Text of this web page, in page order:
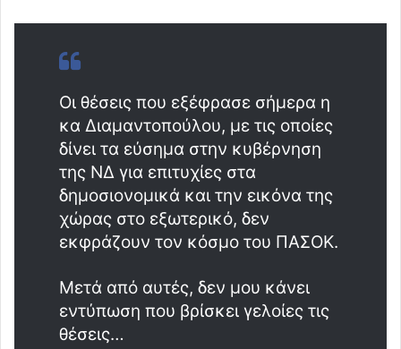
Οι θέσεις που εξέφρασε σήμερα η
κα Διαμαντοπούλου, με τις οποίες
δίνει τα εύσημα στην κυβέρνηση
της ΝΔ για επιτυχίες στα
δημοσιονομικά και την εικόνα της
χώρας στο εξωτερικό, δεν
εκφράζουν τον κόσμο του ΠΑΣΟΚ.
Μετά από αυτές, δεν μου κάνει
εντύπωση που βρίσκει γελοίες τις
θέσεις…